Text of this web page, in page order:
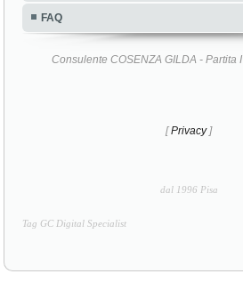
FAQ
Consulente COSENZA GILDA - Partita
[Privacy]
dal 1996 Pisa
Tag GC Digital Specialist